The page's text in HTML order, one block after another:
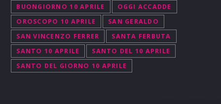
BUONGIORNO 10 APRILE
OGGI ACCADDE
OROSCOPO 10 APRILE
SAN GERALDO
SAN VINCENZO FERRER
SANTA FERBUTA
SANTO 10 APRILE
SANTO DEL 10 APRILE
SANTO DEL GIORNO 10 APRILE